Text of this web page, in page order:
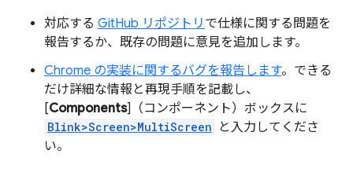
対応する GitHub リポジトリ で仕様に関する問題を
報告するか、既存の問題に意見を追加します。
Chrome の実装に関するバグを報告します。できる
だけ詳細な情報と再現手順を記載し、
[Components]（コンポーネント）ボックスに
Blink>Screen>MultiScreen
と入力してくださ
い。